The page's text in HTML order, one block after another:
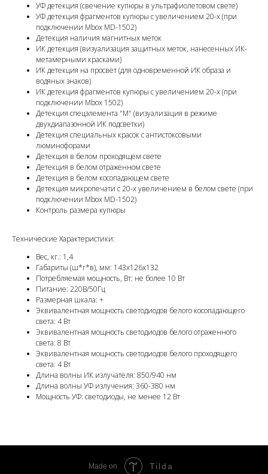
УФ детекция (свечение купюры в ультрафиолетовом свете)
УФ детекция фрагментов купюры с увеличением 20-х (при
подключении Mbox MD-1502)
Детекция наличия магнитных меток
ИК детекция (визуализация защитных меток, нанесенных ИК-
метамерными красками)
ИК детекция на просвет (для одновременной ИК образа и
водяных знаков)
ИК детекция фрагментов купюры с увеличением 20-х (при
подключении Mbox 1502)
Детекция спецэлемента "М" (визуализация в режиме
двухдиапазонной ИК подсветки)
Детекция специальных красок с антистоксовыми
люминофорами
Детекция в белом проходящем свете
Детекция в белом отраженном свете
Детекция в белом косопадающем свете
Детекция микропечати с 20-х увеличением в белом свете (при
подключении Mbox MD-1502)
Контроль размера купюры
Технические Характеристики:
Вес, кг.: 1,4
Габариты (ш*г*в), мм: 143х126х132
Потребляемая мощность, Вт: не более 10 Вт
Питание: 220В/50Гц
Размерная шкала: +
Эквивалентная мощность светодиодов белого косопадающего
света: 4 Вт
Эквивалентная мощность светодиодов белого отраженного
света: 8 Вт
Эквивалентная мощность светодиодов белого проходящего
света: 4 Вт
Длина волны ИК излучателя: 850/940 нм
Длина волны УФ излучения: 360-380 нм
Мощность УФ: светодиоды, не менее 12 Вт
Made on Tilda